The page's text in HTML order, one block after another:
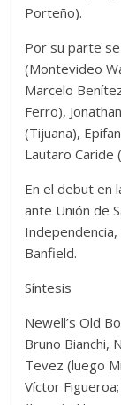
Porteño).
Por su parte
(Montevideo
Marcelo
Ferro),
(Tijuana),
Lautaro Caride
En el debut en
ante Unión de
Banfield.
Síntesis
Newell’s Old
Bruno Bianchi,
Tevez (luego
Víctor